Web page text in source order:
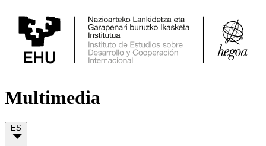
Multimedia
ES